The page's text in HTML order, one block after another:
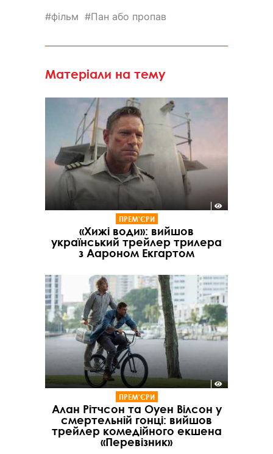
фільм Пан або пропав
Матеріали на тему
ПРЕМ'ЄРИ
«Хижі води»: вийшов
український трейлер трилера
з Аароном Екгартом
ПРЕМ'ЄРИ
Алан Рітчсон та Оуен Вілсон у
смертельній гонці: вийшов
трейлер комедійного екшена
«Перевізник»